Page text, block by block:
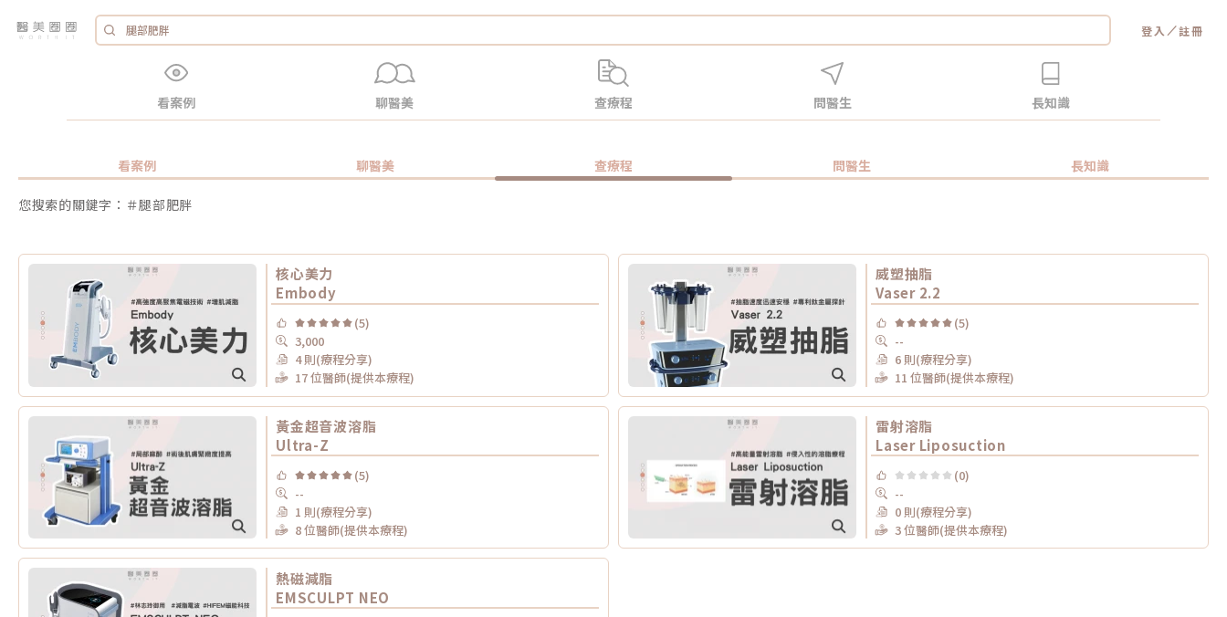
登入 ／註冊
看案例 聊醫美 查療程 問醫生 長知識
看案例 聊醫美 查療程 問醫生 長知識
您搜索的關鍵字：＃腿部肥胖
核心美力
Embody
(5)
3,000
4 則(療程分享)
17 位醫師(提供本療程)
威塑抽脂
Vaser 2.2
(5)
--
6 則(療程分享)
11 位醫師(提供本療程)
黃金超音波溶脂
Ultra-Z
(5)
--
1 則(療程分享)
8 位醫師(提供本療程)
雷射溶脂
Laser Liposuction
(0)
--
0 則(療程分享)
3 位醫師(提供本療程)
熱磁減脂
EMSCULPT NEO